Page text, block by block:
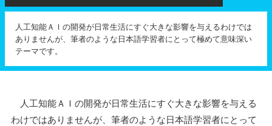
人工知能ＡＩの開発が日常生活にすぐ大きな影響を与えるわけでは
ありませんが、筆者のような日本語学習者にとって極めて意味深い
テーマです。
人工知能ＡＩの開発が日常生活にすぐ大きな影響を与える
わけではありませんが、筆者のような日本語学習者にとって